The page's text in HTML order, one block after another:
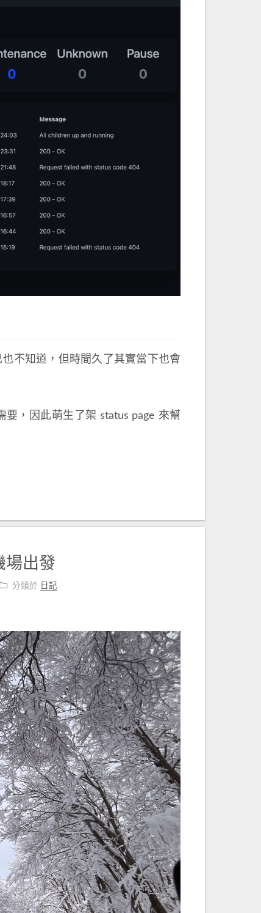
不知道，但時間久了其實當下也會
，因此萌生了架 status page 來幫
場出發
分類於 日記